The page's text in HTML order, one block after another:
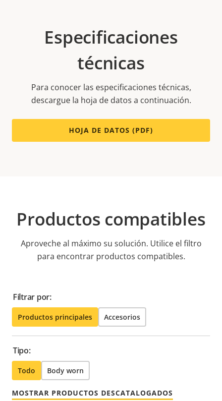
Especificaciones
técnicas
Para conocer las especificaciones técnicas,
descargue la hoja de datos a continuación.
HOJA DE DATOS (PDF)
Productos compatibles
Aproveche al máximo su solución. Utilice el filtro
para encontrar productos compatibles.
Filtrar por:
Productos principales Accesorios
Tipo:
Todo Body worn
MOSTRAR PRODUCTOS DESCATALOGADOS